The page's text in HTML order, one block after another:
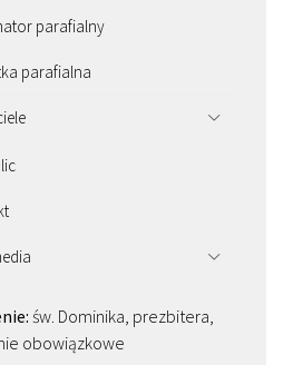
parafialny
parafialna
św. Dominika, prezbitera,
obowiązkowe